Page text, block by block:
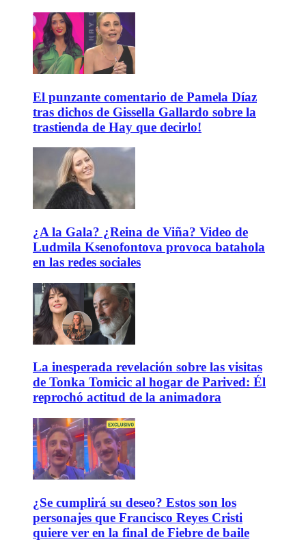
El punzante comentario de Pamela Díaz
tras dichos de Gissella Gallardo sobre la
trastienda de Hay que decirlo!
¿A la Gala? ¿Reina de Viña? Video de
Ludmila Ksenofontova provoca batahola
en las redes sociales
La inesperada revelación sobre las visitas
de Tonka Tomicic al hogar de Parived: Él
reprochó actitud de la animadora
¿Se cumplirá su deseo? Estos son los
personajes que Francisco Reyes Cristi
quiere ver en la final de Fiebre de baile